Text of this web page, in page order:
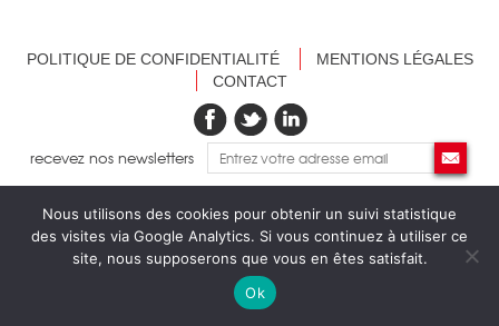
POLITIQUE DE CONFIDENTIALITÉ
MENTIONS LÉGALES
CONTACT
recevez nos newsletters
Nous utilisons des cookies pour obtenir un suivi statistique
des visites via Google Analytics. Si vous continuez à utiliser ce
site, nous supposerons que vous en êtes satisfait.
Ok